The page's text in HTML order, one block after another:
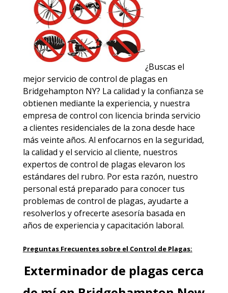
¿Buscas el
mejor servicio de control de plagas en
Bridgehampton NY? La calidad y la confianza se
obtienen mediante la experiencia, y nuestra
empresa de control con licencia brinda servicio
a clientes residenciales de la zona desde hace
más veinte años. Al enfocarnos en la seguridad,
la calidad y el servicio al cliente, nuestros
expertos de control de plagas elevaron los
estándares del rubro. Por esta razón, nuestro
personal está preparado para conocer tus
problemas de control de plagas, ayudarte a
resolverlos y ofrecerte asesoría basada en
años de experiencia y capacitación laboral.
Preguntas Frecuentes sobre el Control de Plagas:
Exterminador de plagas cerca